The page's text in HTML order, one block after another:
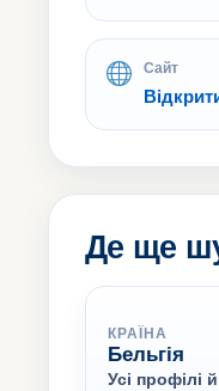
Сайт
Де ще
КРАЇНА
Бельгія
Усі профілі